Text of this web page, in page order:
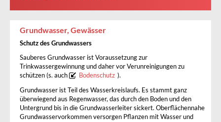
Grundwasser, Gewässer
Schutz des Grundwassers
Sauberes Grundwasser ist Voraussetzung zur
Trinkwassergewinnung und daher vor Verunreinigungen zu
schützen (s. auch
Bodenschutz ).
Grundwasser ist Teil des Wasserkreislaufs. Es stammt ganz
überwiegend aus Regenwasser, das durch den Boden und den
Untergrund bis in die Grundwasserleiter sickert. Oberflächennahe
Grundwasservorkommen versorgen Pflanzen mit Wasser und